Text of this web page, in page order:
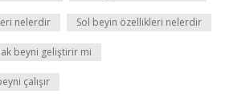
nelerdir Sol beyin özellikleri nelerdir
beyni geliştirir mi
çalışır